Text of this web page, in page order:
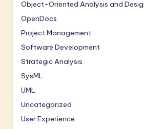
Object-Oriented Analysis and
OpenDocs
Project Management
Software Development
Strategic Analysis
SysML
UML
Uncategorized
User Experience